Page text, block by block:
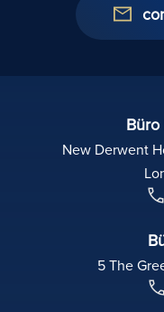
New Derwent
5 The